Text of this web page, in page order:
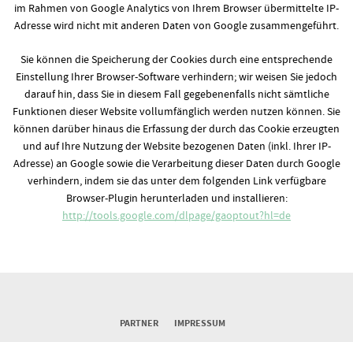
im Rahmen von Google Analytics von Ihrem Browser übermittelte IP-
Adresse wird nicht mit anderen Daten von Google zusammengeführt.
Sie können die Speicherung der Cookies durch eine entsprechende
Einstellung Ihrer Browser-Software verhindern; wir weisen Sie jedoch
darauf hin, dass Sie in diesem Fall gegebenenfalls nicht sämtliche
Funktionen dieser Website vollumfänglich werden nutzen können. Sie
können darüber hinaus die Erfassung der durch das Cookie erzeugten
und auf Ihre Nutzung der Website bezogenen Daten (inkl. Ihrer IP-
Adresse) an Google sowie die Verarbeitung dieser Daten durch Google
verhindern, indem sie das unter dem folgenden Link verfügbare
Browser-Plugin herunterladen und installieren:
http://tools.google.com/dlpage/gaoptout?hl=de
PARTNER IMPRESSUM